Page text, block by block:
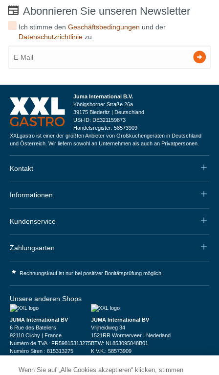
Abonnieren Sie unseren Newsletter
Ich stimme denGeschäftsbedingungen und der
Datenschutzrichtlinie zu
Juma International B.V.
Königsborner Straße 26a
39175 Biederitz | Deutschland
USt-ID: DE321159873
Handelsregister: 58573909
XXLgastro ist einer der größten Anbieter von Großküchengeräten in Deutschland
und Österreich. Wir liefern sowohl an Unternehmen als auch an Privatpersonen.
Kontakt
Informationen
Kundenservice
Zahlungsarten
* Rechnungskauf ist nur bei positiver Bonitätsprüfung möglich.
Unsere anderen Shops
JUMA International BV
6 Rue des Bateliers
92110 Clichy | France
Numéro de TVA : FR59815313275
Numéro Siren : 815313275
JUMA International BV
Vrijheidweg 34
1521RR Wormerveer | Nederland
BTW: NL853095048B01
K.V.K.: 58573909
Wenn Sie auf „Alle Cookies akzeptieren“ klicken, stimmen